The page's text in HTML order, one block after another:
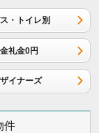
・トイレ別
礼金0円
イナーズ
件